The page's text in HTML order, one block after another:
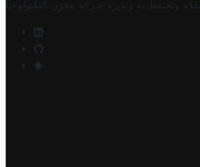
وتحتفظ به وتديره شركة مخزن التكنولوجيا